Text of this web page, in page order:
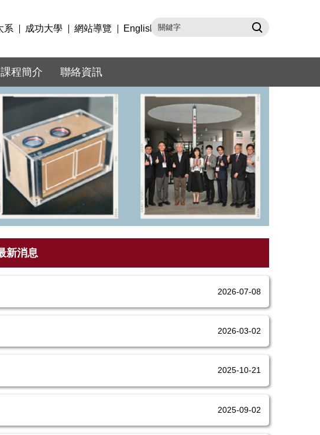
系 成功大學 網站導覽 English
課程簡介 聯絡資訊
新消息
2026-07-08
2026-03-02
2025-10-21
2025-09-02